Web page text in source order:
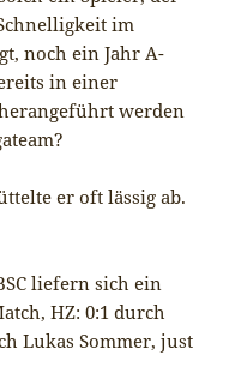
im
noch ein Jahr A-
in einer
werden
er oft lässig ab.
liefern sich ein
HZ: 0:1 durch
Lukas Sommer, just